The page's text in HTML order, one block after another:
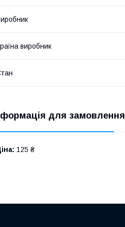
виробник
для замовлення
125 ₴